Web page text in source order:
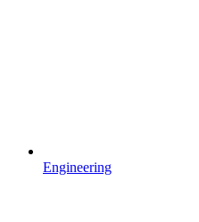
Engineering